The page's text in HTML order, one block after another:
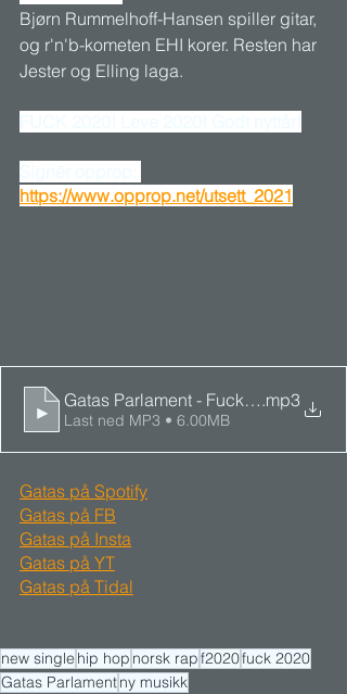
Bjørn Rummelhoff-Hansen spiller gitar,
og r'n'b-kometen EHI korer. Resten har
Jester og Elling laga.
https://www.opprop.net/utsett_2021
Gatas Parlament - Fuck 2020
.mp3
Last ned MP3 • 6.00MB
Gatas på Spotify
Gatas på FB
Gatas på Insta
Gatas på YT
Gatas på Tidal
new single hip hop norsk rapf2020fuck 2020
Gatas Parlamentny musikk